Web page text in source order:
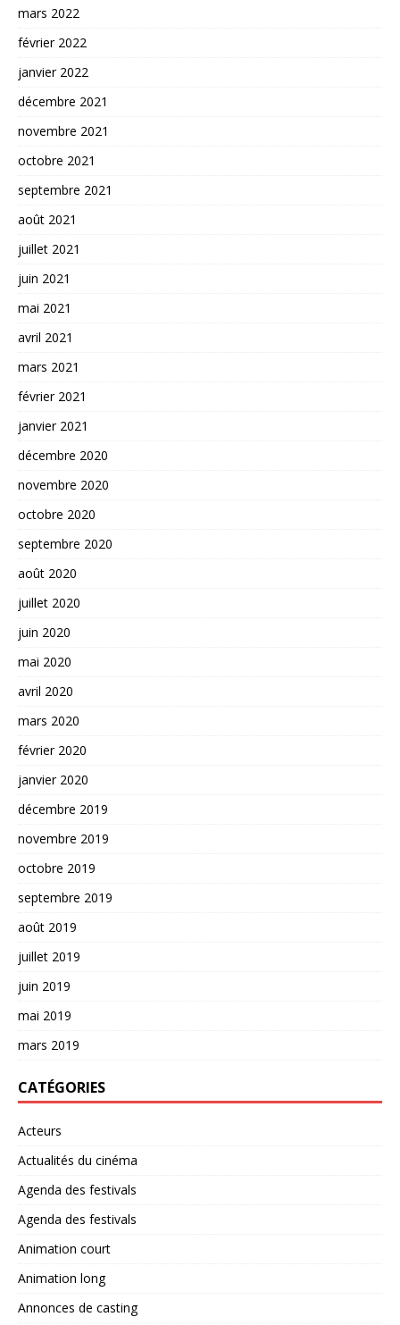
mars 2022
février 2022
janvier 2022
décembre 2021
novembre 2021
octobre 2021
septembre 2021
août 2021
juillet 2021
juin 2021
mai 2021
avril 2021
mars 2021
février 2021
janvier 2021
décembre 2020
novembre 2020
octobre 2020
septembre 2020
août 2020
juillet 2020
juin 2020
mai 2020
avril 2020
mars 2020
février 2020
janvier 2020
décembre 2019
novembre 2019
octobre 2019
septembre 2019
août 2019
juillet 2019
juin 2019
mai 2019
mars 2019
CATÉGORIES
Acteurs
Actualités du cinéma
Agenda des festivals
Agenda des festivals
Animation court
Animation long
Annonces de casting